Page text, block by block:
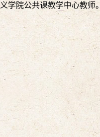
学院公共课教学中心教师。